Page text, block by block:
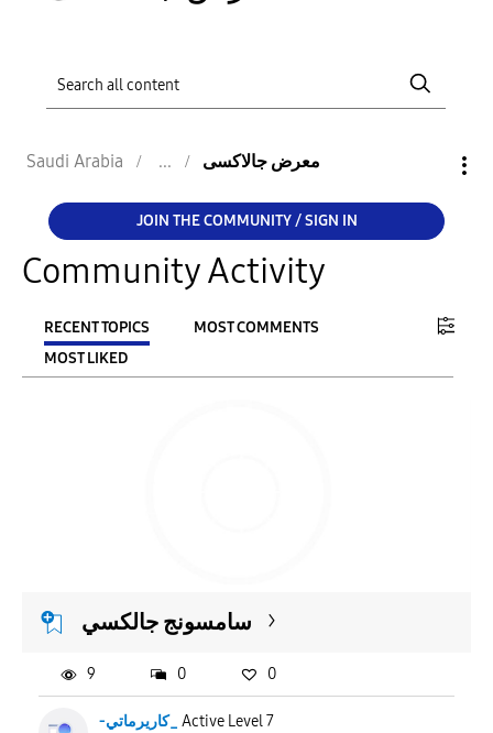
Saudi Arabia معرض جالاكسى
JOIN THE COMMUNITY / SIGN IN
Community Activity
RECENT TOPICS
MOST COMMENTS
MOST LIKED
سامسونج جالكسي
-كاريرماتي_ Active Level 7
9 0 0